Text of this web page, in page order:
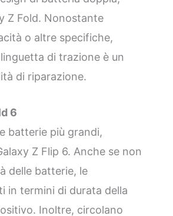
Z Fold. Nonostante
o altre specifiche,
di trazione è un
di riparazione.
6
batterie più grandi,
Z Flip 6. Anche se non
delle batterie, le
in termini di durata della
Inoltre, circolano